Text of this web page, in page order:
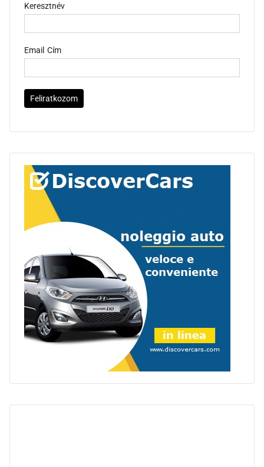
Keresztnév
Email Cím